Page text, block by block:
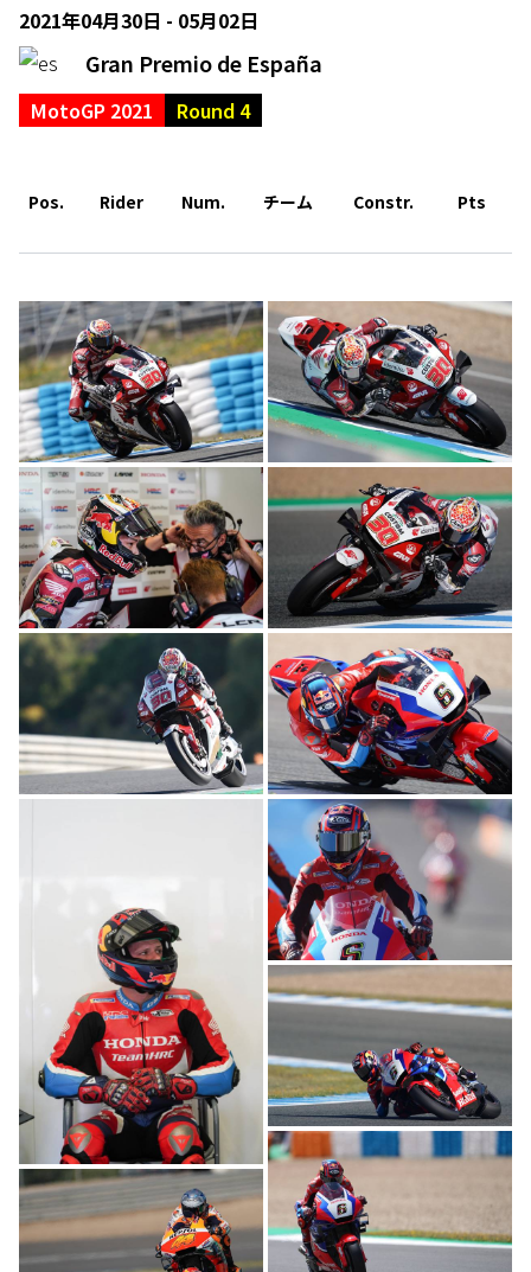
2021年04月30日 - 05月02日
Gran Premio de España
MotoGP 2021 Round 4
Pos. Rider Num. チーム Constr. Pts